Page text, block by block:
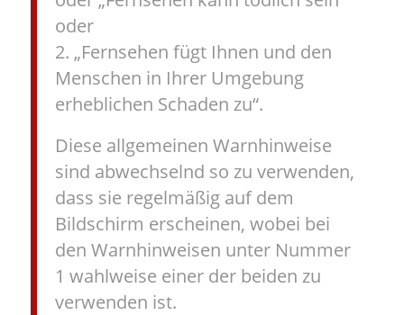
oder
2. „Fernsehen fügt Ihnen und den
Menschen in Ihrer Umgebung
erheblichen Schaden zu“.
Diese allgemeinen Warnhinweise
sind abwechselnd so zu verwenden,
dass sie regelmäßig auf dem
Bildschirm erscheinen, wobei bei
den Warnhinweisen unter Nummer
1 wahlweise einer der beiden zu
verwenden ist.